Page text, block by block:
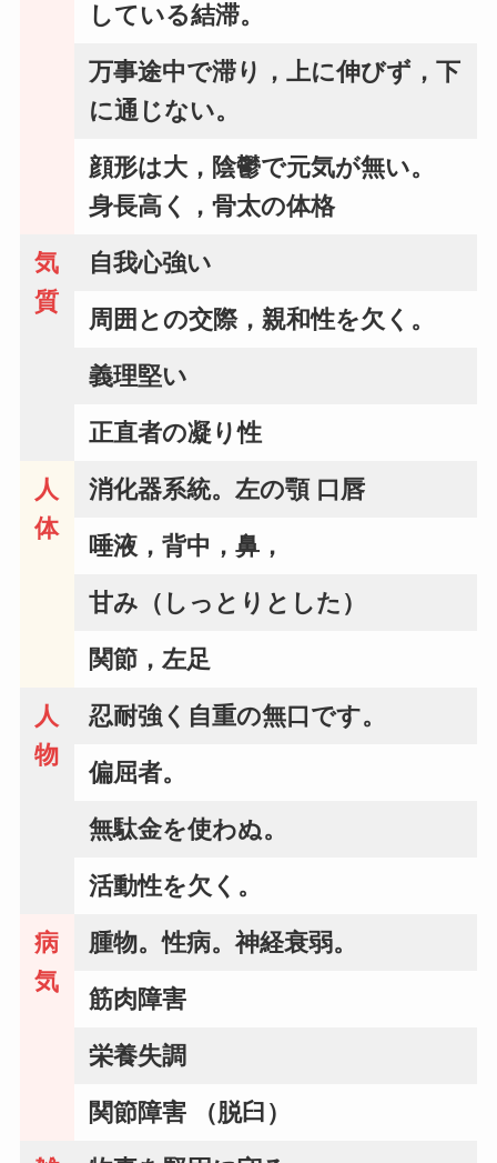
している結滞。
万事途中で滞り，上に伸びず，下
に通じない。
顔形は大，陰鬱で元気が無い。
身長高く，骨太の体格
気
質
自我心強い
周囲との交際，親和性を欠く。
義理堅い
正直者の凝り性
人
体
消化器系統。左の顎 口唇
唾液，背中，鼻，
甘み（しっとりとした）
関節，左足
人
物
忍耐強く自重の無口です。
偏屈者。
無駄金を使わぬ。
活動性を欠く。
病
気
腫物。性病。神経衰弱。
筋肉障害
栄養失調
関節障害 （脱臼）